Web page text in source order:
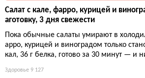
Салат с кале, фарро, курицей и
аготовку, 3 дня свежести
Пока обычные салаты умирают в
арро, курицей и виноградом только
кал, 36 г белка, готово за 30 минут — и
Здоровье 9 127